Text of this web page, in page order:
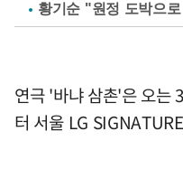
황기순 "원정 도박으
연극 '바냐 삼촌'은 오는
터 서울 LG